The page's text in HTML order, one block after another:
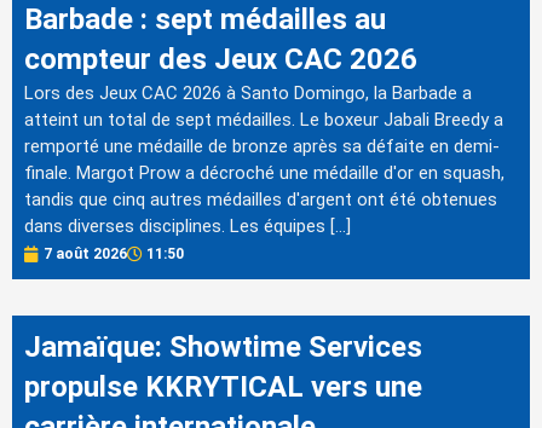
Barbade : sept médailles au
compteur des Jeux CAC 2026
Lors des Jeux CAC 2026 à Santo Domingo, la Barbade a
atteint un total de sept médailles. Le boxeur Jabali Breedy a
remporté une médaille de bronze après sa défaite en demi-
finale. Margot Prow a décroché une médaille d'or en squash,
tandis que cinq autres médailles d'argent ont été obtenues
dans diverses disciplines. Les équipes […]
7 août 2026 11:50
Jamaïque: Showtime Services
propulse KKRYTICAL vers une